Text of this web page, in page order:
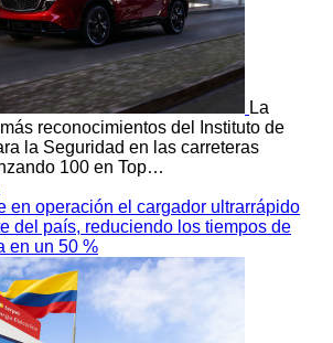
La
reconocimientos del Instituto de
la Seguridad en las carreteras
100 en Top…
en operación el cargador ultrarrápido
del país, reduciendo los tiempos de
en un 50 %